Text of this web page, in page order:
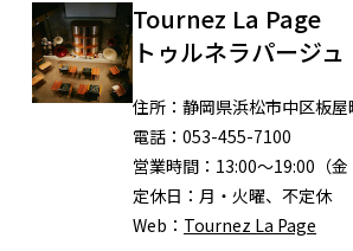
Tournez La Page
トゥルネラパージュ
住所： 静岡県浜松市中区板屋
電話： 053-455-7100
営業時間： 13:00～19:00（金
定休日： 月・火曜、不定休
Web： Tournez La Page